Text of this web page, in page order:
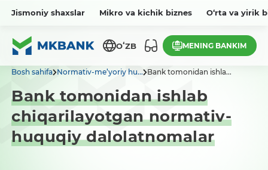
Jismoniy shaxslar Mikro va kichik biznes O‘rta va yirik
OʻZB MENING BANKIM
Bosh sahifa Normativ-me’yoriy hu... Bank tomonidan ishla...
Bank tomonidan ishlab
chiqarilayotgan normativ-
huquqiy dalolatnomalar